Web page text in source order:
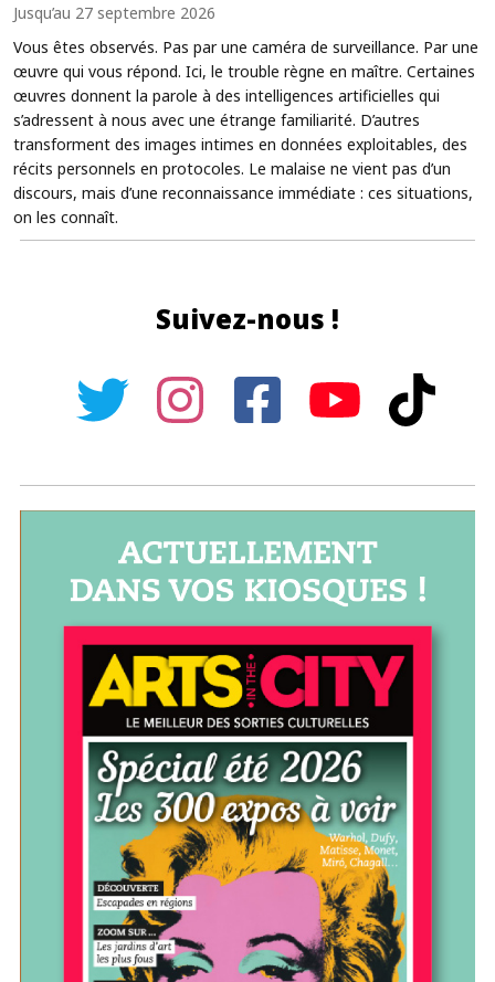
Jusqu’au 27 septembre 2026
Vous êtes observés. Pas par une caméra de surveillance. Par une
œuvre qui vous répond. Ici, le trouble règne en maître. Certaines
œuvres donnent la parole à des intelligences artificielles qui
s’adressent à nous avec une étrange familiarité. D’autres
transforment des images intimes en données exploitables, des
récits personnels en protocoles. Le malaise ne vient pas d’un
discours, mais d’une reconnaissance immédiate : ces situations,
on les connaît.
Suivez-nous !